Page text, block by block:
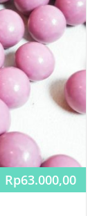
Rp63.000,00